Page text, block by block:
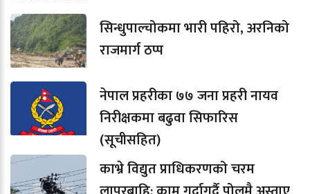
सिन्धुपाल्चोकमा भारी पहिरो, अरनिको
राजमार्ग ठप्प
नेपाल प्रहरीका ७७ जना प्रहरी नायव
निरीक्षकमा बढुवा सिफारिस
(सूचीसहित)
काभ्रे विद्युत प्राधिकरणको चरम